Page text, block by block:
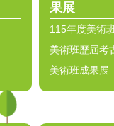
果展
115年度美術
美術班歷屆考
美術班成果展